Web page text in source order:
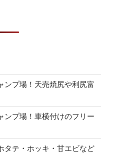
ンプ場！天売焼尻や利尻富
ンプ場！車横付けのフリー
タテ・ホッキ・甘エビなど